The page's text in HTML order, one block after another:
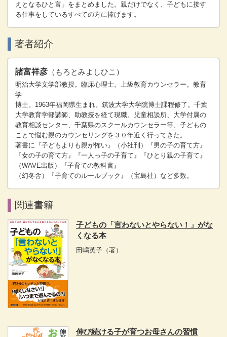
えとなるひと言」をまとめました。親だけでなく、子どもに接す
る仕事をしているすべての方に捧げます。
著者紹介
諸富祥彦 （もろとみよしひこ）
明治大学文学部教授。臨床心理士。上級教育カウンセラー。教育
学
博士。1963年福岡県生まれ。筑波大学大学院博士課程修了。千葉
大学教育学部講師、助教授を経て現職。児童相談所、大学付属の
教育相談センター、千葉県のスクールカウンセラー等、子どもの
ことで悩む親のカウンセリングを３０年近く行ってきた。
著書に『子どもよりも親が怖い』（小社刊）『男の子の育て方』
『女の子の育て方』『一人っ子の子育て』『ひとり親の子育て』
（WAVE出版）『子育ての教科書』
（幻冬舎）『子育てのルールブック』（宝島社）など多数。
関連書籍
子どもの「言わないとやらない！」がな
くなる本
田嶋英子 （著）
伸び続ける子が育つお母さんの習慣